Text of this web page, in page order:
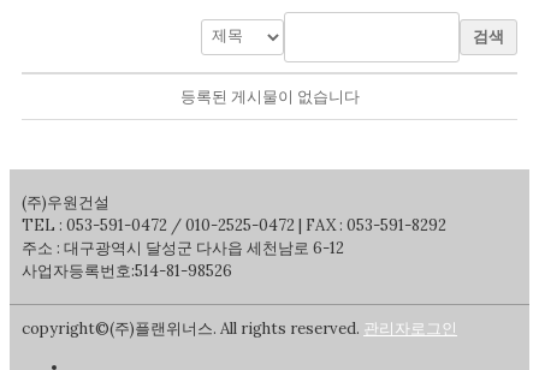
검색
등록된 게시물이 없습니다
(주)우원건설
TEL : 053-591-0472 / 010-2525-0472 | FAX : 053-591-8292
주소 : 대구광역시 달성군 다사읍 세천남로 6-12
사업자등록번호:514-81-98526
copyright©(주)플랜위너스. All rights reserved. 관리자로그인